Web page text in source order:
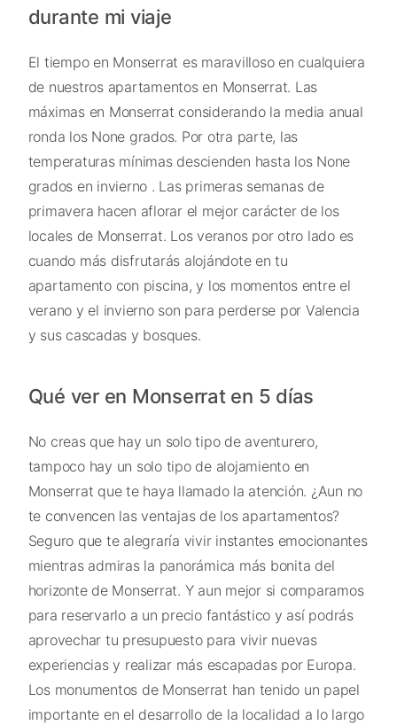
durante mi viaje
El tiempo en Monserrat es maravilloso en cualquiera
de nuestros apartamentos en Monserrat. Las
máximas en Monserrat considerando la media anual
ronda los None grados. Por otra parte, las
temperaturas mínimas descienden hasta los None
grados en invierno . Las primeras semanas de
primavera hacen aflorar el mejor carácter de los
locales de Monserrat. Los veranos por otro lado es
cuando más disfrutarás alojándote en tu
apartamento con piscina, y los momentos entre el
verano y el invierno son para perderse por Valencia
y sus cascadas y bosques.
Qué ver en Monserrat en 5 días
No creas que hay un solo tipo de aventurero,
tampoco hay un solo tipo de alojamiento en
Monserrat que te haya llamado la atención. ¿Aun no
te convencen las ventajas de los apartamentos?
Seguro que te alegraría vivir instantes emocionantes
mientras admiras la panorámica más bonita del
horizonte de Monserrat. Y aun mejor si comparamos
para reservarlo a un precio fantástico y así podrás
aprovechar tu presupuesto para vivir nuevas
experiencias y realizar más escapadas por Europa.
Los monumentos de Monserrat han tenido un papel
importante en el desarrollo de la localidad a lo largo